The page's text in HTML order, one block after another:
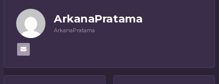
ArkanaPratama
ArkanaPratama